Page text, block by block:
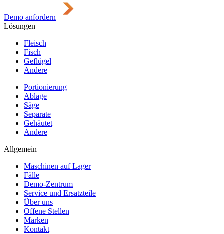
Demo anfordern
Lösungen
Fleisch
Fisch
Geflügel
Andere
Portionierung
Ablage
Säge
Separate
Gehäutet
Andere
Allgemein
Maschinen auf Lager
Fälle
Demo-Zentrum
Service und Ersatzteile
Über uns
Offene Stellen
Marken
Kontakt